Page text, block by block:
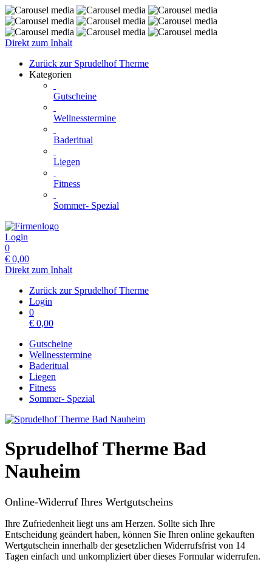
Direkt zum Inhalt
Zurück zur Sprudelhof Therme
Kategorien
Gutscheine
Wellnesstermine
Baderitual
Liegen
Fitness
Sommer- Spezial
Login
0
€ 0,00
Direkt zum Inhalt
Zurück zur Sprudelhof Therme
Login
0
€ 0,00
Gutscheine
Wellnesstermine
Baderitual
Liegen
Fitness
Sommer- Spezial
Sprudelhof Therme Bad
Nauheim
Online-Widerruf Ihres Wertgutscheins
Ihre Zufriedenheit liegt uns am Herzen. Sollte sich Ihre
Entscheidung geändert haben, können Sie Ihren online gekauften
Wertgutschein innerhalb der gesetzlichen Widerrufsfrist von 14
Tagen einfach und unkompliziert über dieses Formular widerrufen.